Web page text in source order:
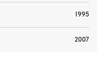
1995
2007